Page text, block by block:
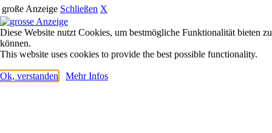
große Anzeige Schließen X
Diese Website nutzt Cookies, um bestmögliche Funktionalität bieten zu
können.
This website uses cookies to provide the best possible functionality.
Ok, verstanden Mehr Infos